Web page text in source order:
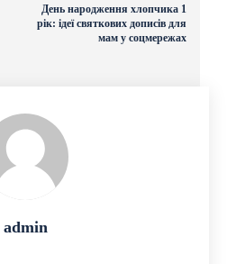
День народження хлопчика 1
рік: ідеї святкових дописів для
мам у соцмережах
admin